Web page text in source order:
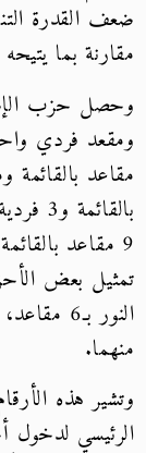
ضعف القدرة
مقارنة بما
9 مقاعد
تمثيل بعض
النور
منهما.
وتشير هذه
الرئيسي لدخول